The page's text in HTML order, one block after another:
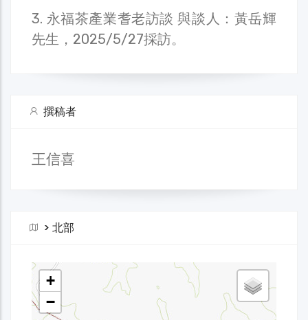
3. 永福茶產業耆老訪談 與談人：黃岳輝
先生，2025/5/27採訪。
撰稿者
王信喜
> 北部